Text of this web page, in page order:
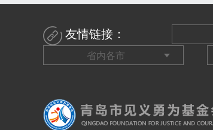
友情链接：